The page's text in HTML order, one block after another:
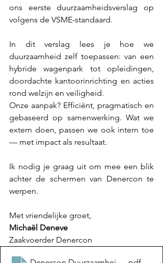
ons eerste duurzaamheidsverslag op
volgens de VSME-standaard.
In dit verslag lees je hoe we
duurzaamheid zelf toepassen: van een
hybride wagenpark tot opleidingen,
doordachte kantoorinrichting en acties
rond welzijn en veiligheid.
Onze aanpak? Efficiënt, pragmatisch en
gebaseerd op samenwerking. Wat we
extern doen, passen we ook intern toe
— met impact als resultaat.
Ik nodig je graag uit om mee een blik
achter de schermen van Denercon te
werpen.
Met vriendelijke groet,
Michaël Deneve
Zaakvoerder Denercon